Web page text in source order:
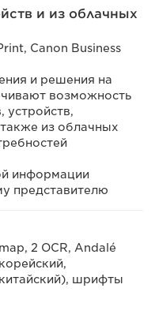
и из облачных
Canon Business
и решения на
возможность
устройств,
из облачных
информации
представителю
2 OCR, Andalé
шрифты